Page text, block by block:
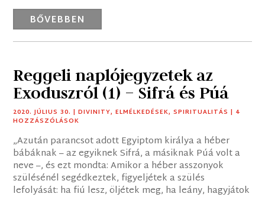
BŐVEBBEN
Reggeli naplójegyzetek az
Exoduszról (1) – Sifrá és Púá
2020. JÚLIUS 30. |DIVINITY,ELMÉLKEDÉSEK,SPIRITUALITÁS | 4
HOZZÁSZÓLÁSOK
„Azután parancsot adott Egyiptom királya a héber
bábáknak – az egyiknek Sifrá, a másiknak Púá volt a
neve –, és ezt mondta: Amikor a héber asszonyok
szülésénél segédkeztek, figyeljétek a szülés
lefolyását: ha fiú lesz, öljétek meg, ha leány, hagyjátok